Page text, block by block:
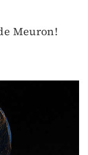
Meuron!